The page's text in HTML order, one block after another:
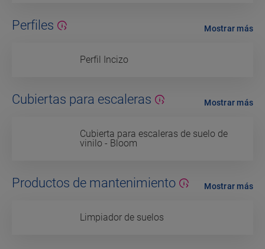
Perfiles
Perfil Incizo
Mostrar más
Cubiertas para escaleras
Cubierta para escaleras de suelo de
vinilo - Bloom
Mostrar más
Productos de mantenimiento
Limpiador de suelos
Mostrar más